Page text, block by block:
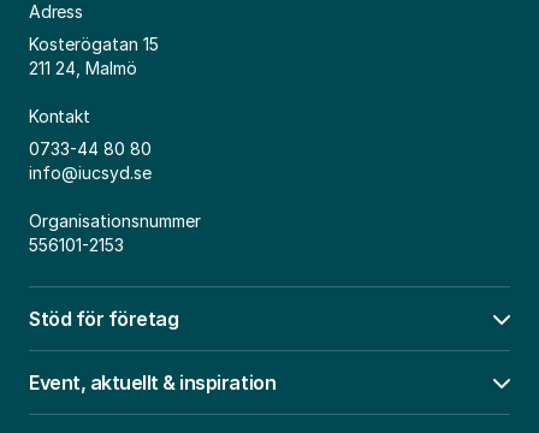
Adress
Kosterögatan 15
211 24, Malmö
Kontakt
0733-44 80 80
info@iucsyd.se
Organisationsnummer
556101-2153
Stöd för företag
Event, aktuellt & inspiration